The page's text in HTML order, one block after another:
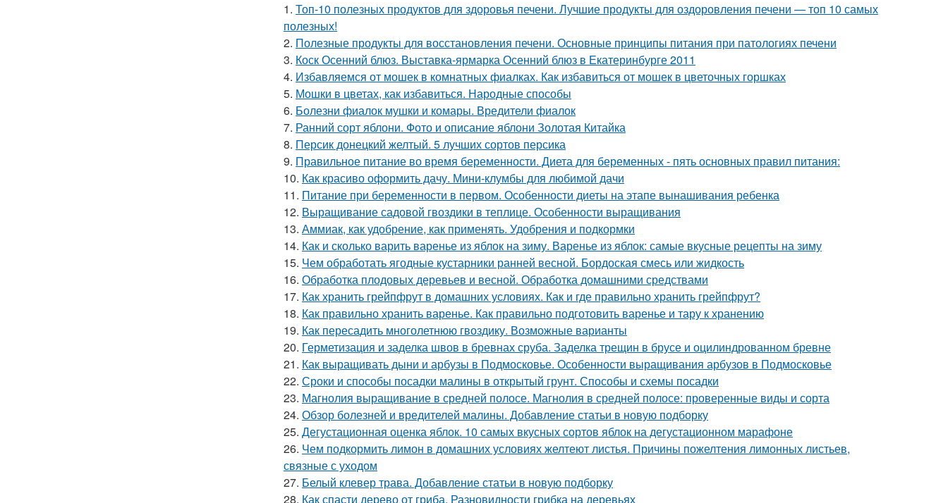
1. Топ-10 полезных продуктов для здоровья печени. Лучшие продукты для оздоровления печени — топ 10 самых
полезных!
2. Полезные продукты для восстановления печени. Основные принципы питания при патологиях печени
3. Коск Осенний блюз. Выставка-ярмарка Осенний блюз в Екатеринбурге 2011
4. Избавляемся от мошек в комнатных фиалках. Как избавиться от мошек в цветочных горшках
5. Мошки в цветах, как избавиться. Народные способы
6. Болезни фиалок мушки и комары. Вредители фиалок
7. Ранний сорт яблони. Фото и описание яблони Золотая Китайка
8. Персик донецкий желтый. 5 лучших сортов персика
9. Правильное питание во время беременности. Диета для беременных - пять основных правил питания:
10. Как красиво оформить дачу. Мини-клумбы для любимой дачи
11. Питание при беременности в первом. Особенности диеты на этапе вынашивания ребенка
12. Выращивание садовой гвоздики в теплице. Особенности выращивания
13. Аммиак, как удобрение, как применять. Удобрения и подкормки
14. Как и сколько варить варенье из яблок на зиму. Варенье из яблок: самые вкусные рецепты на зиму
15. Чем обработать ягодные кустарники ранней весной. Бордоская смесь или жидкость
16. Обработка плодовых деревьев и весной. Обработка домашними средствами
17. Как хранить грейпфрут в домашних условиях. Как и где правильно хранить грейпфрут?
18. Как правильно хранить варенье. Как правильно подготовить варенье и тару к хранению
19. Как пересадить многолетнюю гвоздику. Возможные варианты
20. Герметизация и заделка швов в бревнах сруба. Заделка трещин в брусе и оцилиндрованном бревне
21. Как выращивать дыни и арбузы в Подмосковье. Особенности выращивания арбузов в Подмосковье
22. Сроки и способы посадки малины в открытый грунт. Способы и схемы посадки
23. Магнолия выращивание в средней полосе. Магнолия в средней полосе: проверенные виды и сорта
24. Обзор болезней и вредителей малины. Добавление статьи в новую подборку
25. Дегустационная оценка яблок. 10 самых вкусных сортов яблок на дегустационном марафоне
26. Чем подкормить лимон в домашних условиях желтеют листья. Причины пожелтения лимонных листьев,
связные с уходом
27. Белый клевер трава. Добавление статьи в новую подборку
28. Как спасти дерево от гриба. Разновидности грибка на деревьях